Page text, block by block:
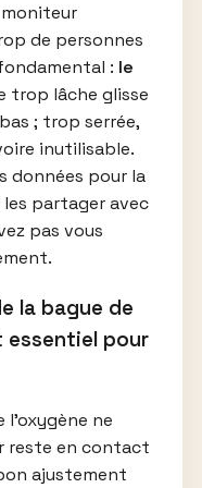
de personnes
: le
trop lâche glisse
; trop serrée,
inutilisable.
données pour la
partager avec
pas vous
la bague de
essentiel pour
ne
reste en contact
ajustement